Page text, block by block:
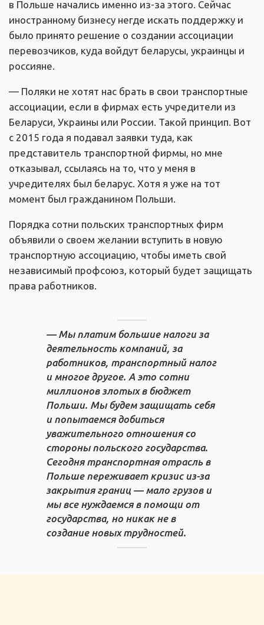
в Польше начались именно из-за этого. Сейчас
иностранному бизнесу негде искать поддержку и
было принято решение о создании ассоциации
перевозчиков, куда войдут беларусы, украинцы и
россияне.
— Поляки не хотят нас брать в свои транспортные
ассоциации, если в фирмах есть учредители из
Беларуси, Украины или России. Такой принцип. Вот
с 2015 года я подавал заявки туда, как
представитель транспортной фирмы, но мне
отказывал, ссылаясь на то, что у меня в
учредителях был беларус. Хотя я уже на тот
момент был гражданином Польши.
Порядка сотни польских транспортных фирм
объявили о своем желании вступить в новую
транспортную ассоциацию, чтобы иметь свой
независимый профсоюз, который будет защищать
права работников.
— Мы платим большие налоги за
деятельность компаний, за
работников, транспортный налог
и многое другое. А это сотни
миллионов злотых в бюджет
Польши. Мы будем защищать себя
и попытаемся добиться
уважительного отношения со
стороны польского государства.
Сегодня транспортная отрасль в
Польше переживает кризис из-за
закрытия границ — мало грузов и
мы все нуждаемся в помощи от
государства, но никак не в
создание новых трудностей.